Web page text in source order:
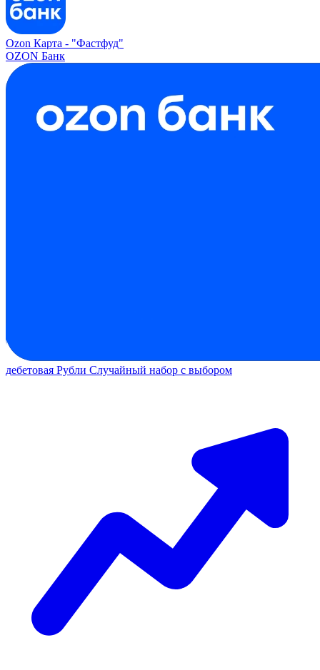
Ozon Карта - "Фастфуд"
OZON Банк
дебетовая Рубли Случайный набор с выбором